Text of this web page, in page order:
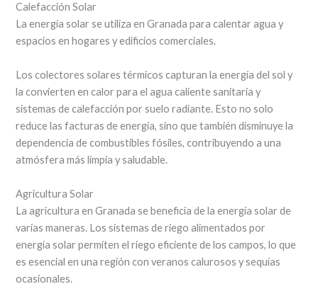
Calefacción Solar
La energía solar se utiliza en Granada para calentar agua y
espacios en hogares y edificios comerciales.
Los colectores solares térmicos capturan la energía del sol y
la convierten en calor para el agua caliente sanitaria y
sistemas de calefacción por suelo radiante. Esto no solo
reduce las facturas de energía, sino que también disminuye la
dependencia de combustibles fósiles, contribuyendo a una
atmósfera más limpia y saludable.
Agricultura Solar
La agricultura en Granada se beneficia de la energía solar de
varias maneras. Los sistemas de riego alimentados por
energía solar permiten el riego eficiente de los campos, lo que
es esencial en una región con veranos calurosos y sequías
ocasionales.